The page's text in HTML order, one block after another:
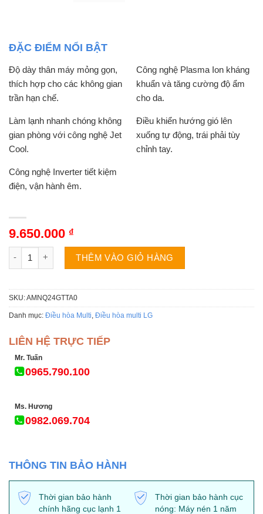
ĐẶC ĐIỂM NỔI BẬT
Độ dày thân máy mỏng gọn,
thích hợp cho các không gian
trần hạn chế.
Công nghệ Plasma Ion kháng
khuẩn và tăng cường độ ẩm
cho da.
Làm lạnh nhanh chóng không
gian phòng với công nghệ Jet
Cool.
Điều khiển hướng gió lên
xuống tự động, trái phải tùy
chỉnh tay.
Công nghệ Inverter tiết kiệm
điện, vận hành êm.
9.650.000 ₫
Điều hòa multi âm trần LG AMNQ24GTTA0 âm trần 1 chiều
THÊM VÀO GIỎ HÀNG
SKU:AMNQ24GTTA0
Danh mục: Điều hòa Multi, Điều hòa multi LG
LIÊN HỆ TRỰC TIẾP
Mr. Tuấn
0965.790.100
Ms. Hương
0982.069.704
THÔNG TIN BẢO HÀNH
Thời gian bảo hành
chính hãng cục lạnh 1
Thời gian bảo hành cục
nóng: Máy nén 1 năm